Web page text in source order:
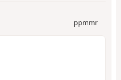
ppmmr